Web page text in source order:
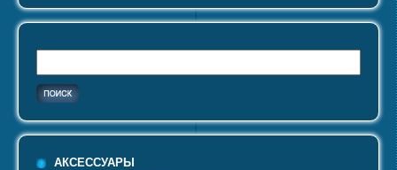
АКСЕССУАРЫ